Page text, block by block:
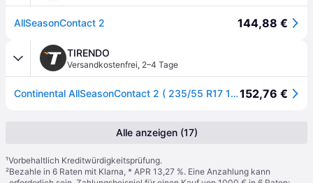
AllSeasonContact 2 144,88 €
TIRENDO
Versandkostenfrei, 2–4 Tage
Continental AllSeasonContact 2 ( 235/55 R17 103V XL EVc )152,76 €
Alle anzeigen (17)
¹Vorbehaltlich Kreditwürdigkeitsprüfung.
²Bezahle in 6 Raten mit Klarna, * APR 13,27 %. Eine Anzahlung kann